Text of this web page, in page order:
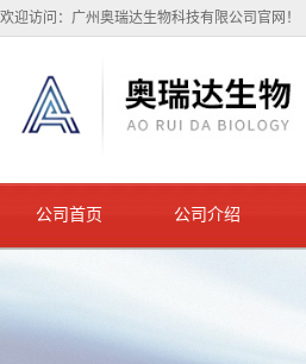
欢迎访问：广州奥瑞达生物科技有限公司官网！
公司首页 公司介绍